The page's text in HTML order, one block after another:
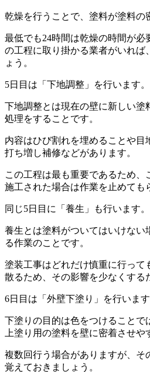
乾燥を行うことで、塗料が塗料の
最低でも24時間は乾燥の時間が必
の工程に取り掛かる業者がいれば
ょう。
5日目は「下地調整」を行います。
下地調整とは現在の壁に新しい塗
処理をすることです。
内容はひび割れを埋めることや目
打ち増し補修などがあります。
この工程は最も重要であるため、
施工された場合は作業を止めても
同じ5日目に「養生」も行います。
養生とは塗料がついてはいけない
る作業のことです。
塗装工事はどれだけ慎重に行って
散るため、その影響を少なくする
6日目は「外壁下塗り」を行います
下塗りの目的は色をつけることで
上塗り用の塗料を壁に密着させや
複数回行う場合がありますが、そ
覚えておきましょう。